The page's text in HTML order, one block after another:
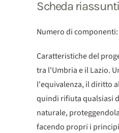
Scheda
Numero di
Caratteristiche del
tra l'Umbria e il Lazio.
l'equivalenza, il diritto
quindi rifiuta qualsiasi
naturale,
facendo propri i